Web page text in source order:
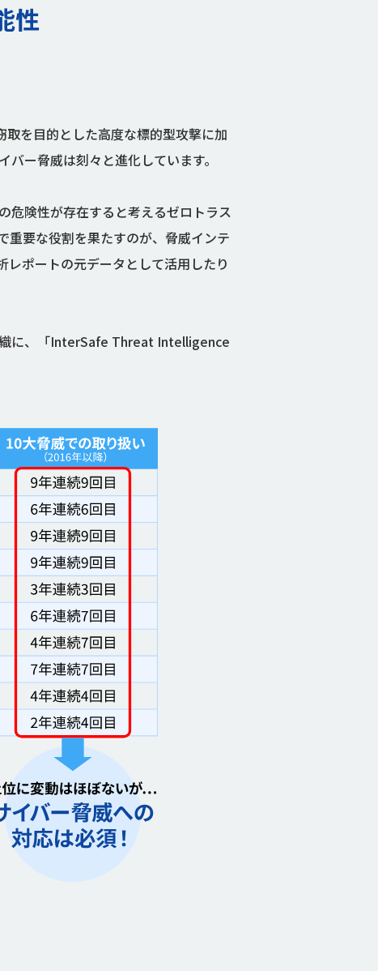
性
取を目的とした高度な標的型攻撃に加
ー脅威は刻々と進化しています。
危険性が存在すると考えるゼロトラス
重要な役割を果たすのが、脅威インテ
ポートの元データとして活用したり
織に、「InterSafe Threat Intelligence